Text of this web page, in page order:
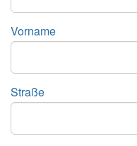
Vorname
Straße